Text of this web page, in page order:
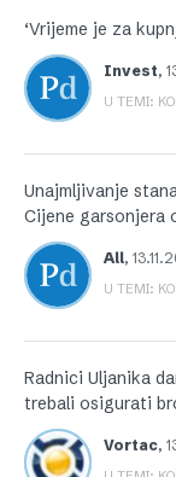
‘Vrijeme je za
Invest,
U TEMI:
Unajmljivanje
Cijene garsonjera
All,
U TEMI:
Radnici Uljanika
trebali osigurati
Vortac,